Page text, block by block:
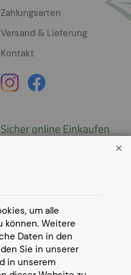
Zahlungsarten
Versand & Lieferung
Kontakt
Sicher online Einkaufen
Lieferungen in weitere Länder
gerne aufAnfrage
um alle
können. Weitere
Daten in den
Sie in unserer
in unserem